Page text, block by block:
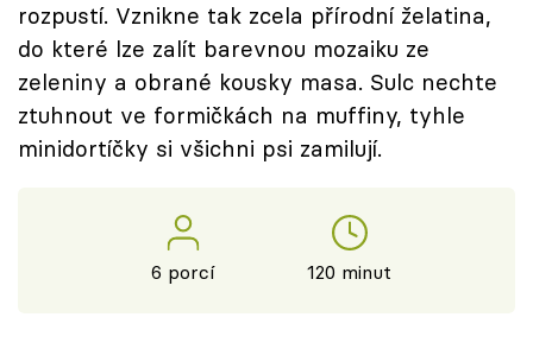
Přihlášení
Sledujte nás
rozpustí. Vznikne tak zcela přírodní želatina,
do které lze zalít barevnou mozaiku ze
zeleniny a obrané kousky masa. Sulc nechte
ztuhnout ve formičkách na muffiny, tyhle
minidortíčky si všichni psi zamilují.
6 porcí 120 minut